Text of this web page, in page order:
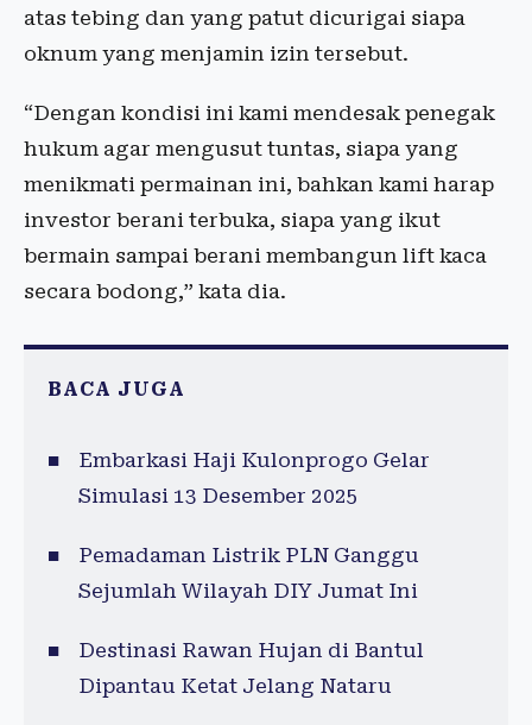
atas tebing dan yang patut dicurigai siapa
oknum yang menjamin izin tersebut.
“Dengan kondisi ini kami mendesak penegak
hukum agar mengusut tuntas, siapa yang
menikmati permainan ini, bahkan kami harap
investor berani terbuka, siapa yang ikut
bermain sampai berani membangun lift kaca
secara bodong,” kata dia.
BACA JUGA
Embarkasi Haji Kulonprogo Gelar
Simulasi 13 Desember 2025
Pemadaman Listrik PLN Ganggu
Sejumlah Wilayah DIY Jumat Ini
Destinasi Rawan Hujan di Bantul
Dipantau Ketat Jelang Nataru